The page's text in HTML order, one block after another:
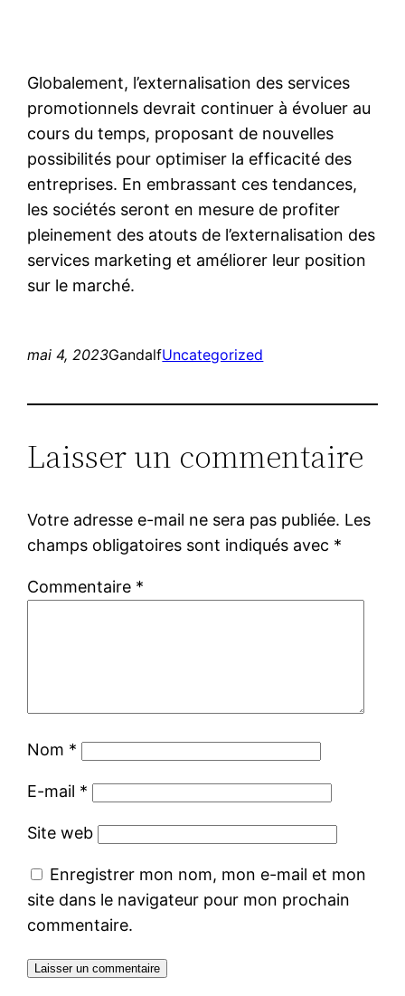
Globalement, l’externalisation des services
promotionnels devrait continuer à évoluer au
cours du temps, proposant de nouvelles
possibilités pour optimiser la efficacité des
entreprises. En embrassant ces tendances,
les sociétés seront en mesure de profiter
pleinement des atouts de l’externalisation des
services marketing et améliorer leur position
sur le marché.
mai 4, 2023GandalfUncategorized
Laisser un commentaire
Votre adresse e-mail ne sera pas publiée. Les
champs obligatoires sont indiqués avec *
Commentaire *
Nom *
E-mail *
Site web
Enregistrer mon nom, mon e-mail et mon
site dans le navigateur pour mon prochain
commentaire.